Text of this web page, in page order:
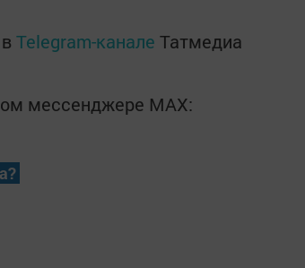
Telegram-канале Татмедиа
мессенджере MАХ: